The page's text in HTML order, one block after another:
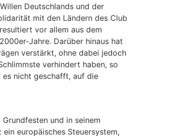
Deutschlands und der
mit den Ländern des Club
vor allem aus dem
Jahre. Darüber hinaus hat
verstärkt, ohne dabei jedoch
verhindert haben, so
es nicht geschafft, auf die
und in seinem
europäisches Steuersystem,